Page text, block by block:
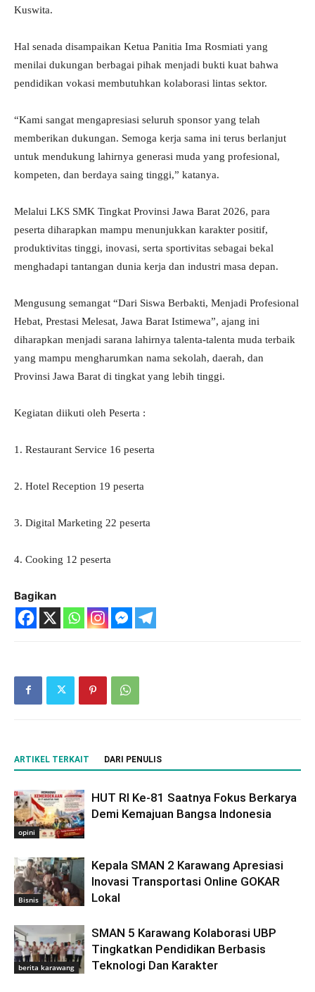
Kuswita.
Hal senada disampaikan Ketua Panitia Ima Rosmiati yang
menilai dukungan berbagai pihak menjadi bukti kuat bahwa
pendidikan vokasi membutuhkan kolaborasi lintas sektor.
“Kami sangat mengapresiasi seluruh sponsor yang telah
memberikan dukungan. Semoga kerja sama ini terus berlanjut
untuk mendukung lahirnya generasi muda yang profesional,
kompeten, dan berdaya saing tinggi,” katanya.
Melalui LKS SMK Tingkat Provinsi Jawa Barat 2026, para
peserta diharapkan mampu menunjukkan karakter positif,
produktivitas tinggi, inovasi, serta sportivitas sebagai bekal
menghadapi tantangan dunia kerja dan industri masa depan.
Mengusung semangat “Dari Siswa Berbakti, Menjadi Profesional
Hebat, Prestasi Melesat, Jawa Barat Istimewa”, ajang ini
diharapkan menjadi sarana lahirnya talenta-talenta muda terbaik
yang mampu mengharumkan nama sekolah, daerah, dan
Provinsi Jawa Barat di tingkat yang lebih tinggi.
Kegiatan diikuti oleh Peserta :
1. Restaurant Service 16 peserta
2. Hotel Reception 19 peserta
3. Digital Marketing 22 peserta
4. Cooking 12 peserta
Bagikan
ARTIKEL TERKAIT DARI PENULIS
opini
HUT RI Ke-81 Saatnya Fokus Berkarya
Demi Kemajuan Bangsa Indonesia
Bisnis
Kepala SMAN 2 Karawang Apresiasi
Inovasi Transportasi Online GOKAR
Lokal
berita karawang
SMAN 5 Karawang Kolaborasi UBP
Tingkatkan Pendidikan Berbasis
Teknologi Dan Karakter